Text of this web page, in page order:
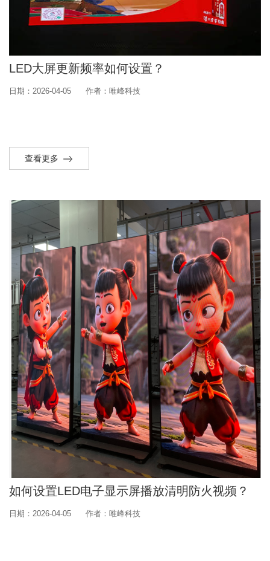
LED大屏更新频率如何设置？
日期：2026-04-05 作者：唯峰科技
查看更多
如何设置LED电子显示屏播放清明防火视频？
日期：2026-04-05 作者：唯峰科技